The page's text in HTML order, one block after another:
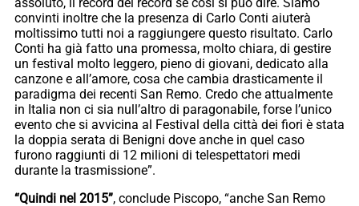
convinti inoltre che la presenza di Carlo Conti aiuterà
moltissimo tutti noi a raggiungere questo risultato. Carlo
Conti ha già fatto una promessa, molto chiara, di gestire
un festival molto leggero, pieno di giovani, dedicato alla
canzone e all’amore, cosa che cambia drasticamente il
paradigma dei recenti San Remo. Credo che attualmente
in Italia non ci sia null’altro di paragonabile, forse l’unico
evento che si avvicina al Festival della città dei fiori è stata
la doppia serata di Benigni dove anche in quel caso
furono raggiunti di 12 milioni di telespettatori medi
durante la trasmissione”.
“Quindi nel 2015”, conclude Piscopo, “anche San Remo